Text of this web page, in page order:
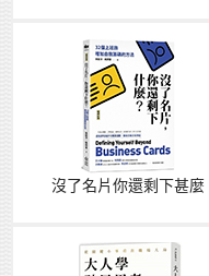
沒了名片你還剩下甚麼